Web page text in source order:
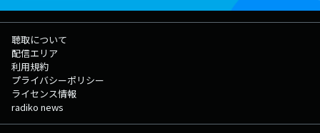
聴取について
配信エリア
利用規約
プライバシーポリシー
ライセンス情報
radiko news